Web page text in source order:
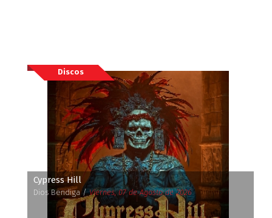
Discos
Cypress Hill
Dios Bendiga /Viernes, 07 de Agosto de 2026